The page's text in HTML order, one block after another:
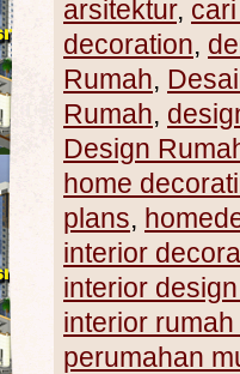
arsitektur,
decoration,
Rumah,
Rumah,
Design
home
plans,
interior
interior
interior
perumahan